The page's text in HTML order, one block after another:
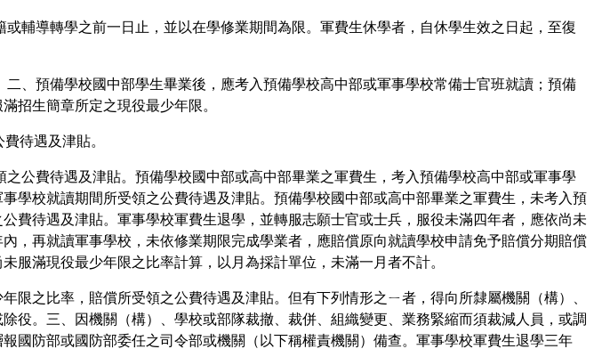
輔導轉學之前一日止，並以在學修業期間為限。軍費生休學者，自休學生效之日起，至復
、預備學校國中部學生畢業後，應考入預備學校高中部或軍事學校常備士官班就讀；預備
招生簡章所定之現役最少年限。
待遇及津貼。
公費待遇及津貼。預備學校國中部或高中部畢業之軍費生，考入預備學校高中部或軍事學
學校就讀期間所受領之公費待遇及津貼。預備學校國中部或高中部畢業之軍費生，未考入預
費待遇及津貼。軍事學校軍費生退學，並轉服志願士官或士兵，服役未滿四年者，應依尚未
，再就讀軍事學校，未依修業期限完成學業者，應賠償原向就讀學校申請免予賠償分期賠償
服滿現役最少年限之比率計算，以月為採計單位，未滿一月者不計。
之比率，賠償所受領之公費待遇及津貼。但有下列情形之ㄧ者，得向所隸屬機關（構）、
役。三、因機關（構）、學校或部隊裁撤、裁併、組織變更、業務緊縮而須裁減人員，或調
國防部或國防部委任之司令部或機關（以下稱權責機關）備查。軍事學校軍費生退學三年